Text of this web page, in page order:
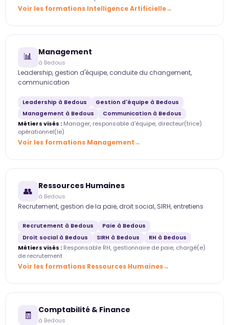
Voir les formations Intelligence Artificielle
📊 Management
à Bedous
Leadership, gestion d'équipe, conduite du changement,
communication
Leadership à Bedous
Gestion d'équipe à Bedous
Management à Bedous
Communication à Bedous
Métiers visés : Manager, responsable d'équipe, directeur(trice)
opérationnel(le)
Voir les formations Management
👥 Ressources Humaines
à Bedous
Recrutement, gestion de la paie, droit social, SIRH, entretiens
Recrutement à Bedous
Paie à Bedous
Droit social à Bedous
SIRH à Bedous RH à Bedous
Métiers visés : Responsable RH, gestionnaire de paie, chargé(e)
de recrutement
Voir les formations Ressources Humaines
🧾 Comptabilité & Finance
à Bedous